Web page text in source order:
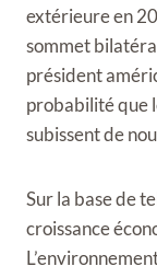
extérieure en
sommet
président
probabilité que
subissent de
Sur la base de
croissance